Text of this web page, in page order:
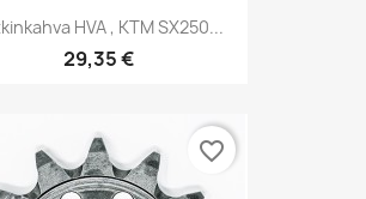
HVA , KTM SX250...
29,35 €
favorite_border